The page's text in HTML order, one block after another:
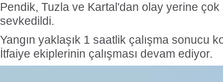
Pendik, Tuzla ve Kartal'dan olay yerine çok
sevkedildi.
Yangın yaklaşık 1 saatlik çalışma sonucu
İtfaiye ekiplerinin çalışması devam ediyor.